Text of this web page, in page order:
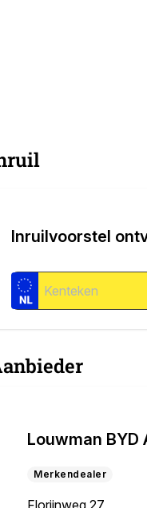
Inruilvoorstel
Louwman BYD
Merkendealer
Florijnweg 27